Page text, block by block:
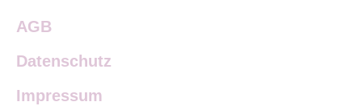
AGB
Datenschutz
Impressum